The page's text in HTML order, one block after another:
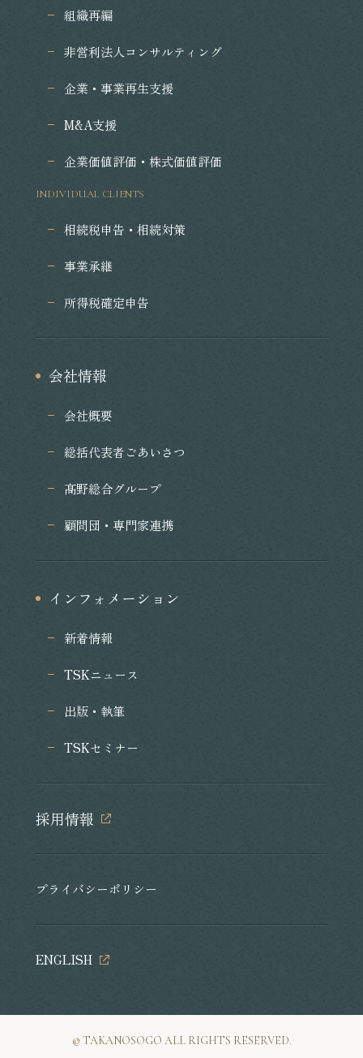
組織再編
非営利法人コンサルティング
企業・事業再生支援
M&A支援
企業価値評価・株式価値評価
INDIVIDUAL CLIENTS
相続税申告・相続対策
事業承継
所得税確定申告
会社情報
会社概要
総括代表者ごあいさつ
髙野総合グループ
顧問団・専門家連携
インフォメーション
新着情報
TSKニュース
出版・執筆
TSKセミナー
採用情報
プライバシーポリシー
ENGLISH
©︎ TAKANOSOGO ALL RIGHTS RESERVED.